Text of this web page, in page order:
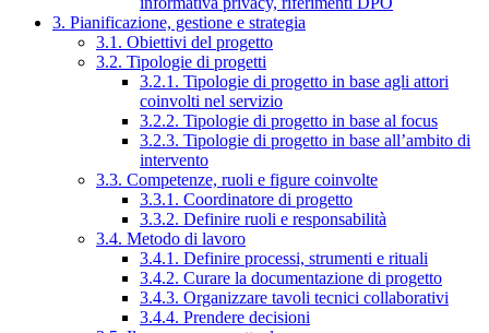
3. Pianificazione, gestione e strategia
3.1. Obiettivi del progetto
3.2. Tipologie di progetti
3.2.1. Tipologie di progetto in base agli attori
coinvolti nel servizio
3.2.2. Tipologie di progetto in base al focus
3.2.3. Tipologie di progetto in base all’ambito di
intervento
3.3. Competenze, ruoli e figure coinvolte
3.3.1. Coordinatore di progetto
3.3.2. Definire ruoli e responsabilità
3.4. Metodo di lavoro
3.4.1. Definire processi, strumenti e rituali
3.4.2. Curare la documentazione di progetto
3.4.3. Organizzare tavoli tecnici collaborativi
3.4.4. Prendere decisioni